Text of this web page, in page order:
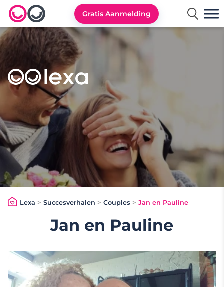
Lexa logo
Gratis Aanmelding
Lexa > Succesverhalen > Couples > Jan en Pauline
Jan en Pauline